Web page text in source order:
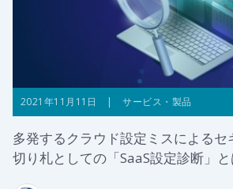
2021年11月11日 | サービス・製品
多発するクラウド設定ミスによるセ
切り札としての「SaaS設定診断」